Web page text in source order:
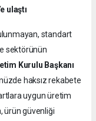
ulaştı
standart
sektörünün
Kurulu Başkanı
haksız rekabete
uygun üretim
ürün güvenliği